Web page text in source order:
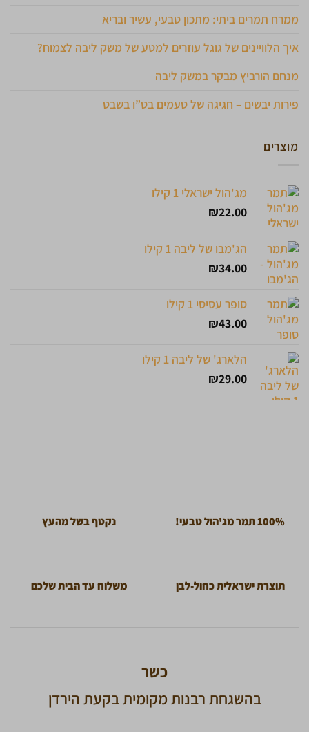
ממרח תמרים ביתי: מתכון טבעי, עשיר ובריא
איך הלוויינים של גוגל עוזרים למטע של משק ליבה לצמוח?
מנחם הורביץ מבקר במשק ליבה
פירות יבשים – חגיגה של טעמים בט”ו בשבט
מוצרים
מג'הול ישראלי 1 קילו
₪22.00
הג'מבו של ליבה 1 קילו
₪34.00
סופר עסיסי 1 קילו
₪43.00
הלארג' של ליבה 1 קילו
₪29.00
100% תמר מג'הול טבעי! נקטף בשל מהעץ
תוצרת ישראלית כחול-לבן משלוח עד הבית שלכם
כשר
בהשגחת רבנות מקומית בקעת הירדן